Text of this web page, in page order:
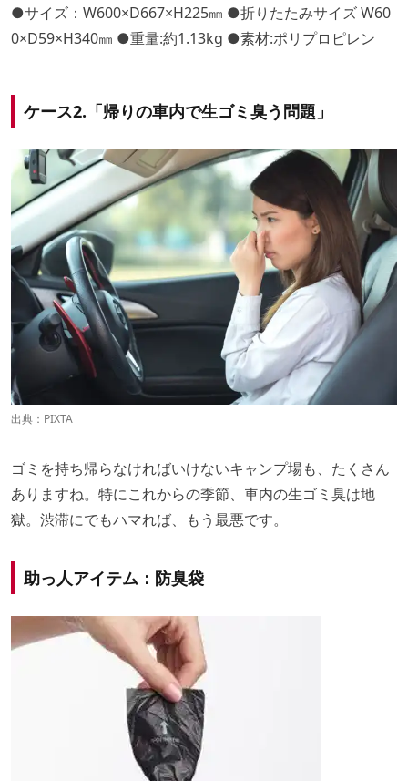
●サイズ：W600×D667×H225㎜ ●折りたたみサイズ W60
0×D59×H340㎜ ●重量:約1.13kg ●素材:ポリプロピレン
ケース2.「帰りの車内で生ゴミ臭う問題」
出典： PIXTA
ゴミを持ち帰らなければいけないキャンプ場も、たくさん
ありますね。特にこれからの季節、車内の生ゴミ臭は地
獄。渋滞にでもハマれば、もう最悪です。
助っ人アイテム：防臭袋